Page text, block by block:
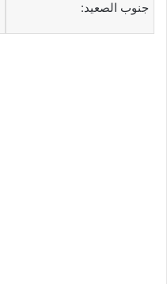
جنوب الصعيد: